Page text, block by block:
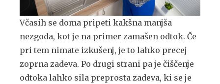
Včasih se doma pripeti kakšna manjša
nezgoda, kot je na primer zamašen odtok. Če
pri tem nimate izkušenj, je to lahko precej
zoprna zadeva. Po drugi strani pa je čiščenje
odtoka lahko sila preprosta zadeva, ki se je